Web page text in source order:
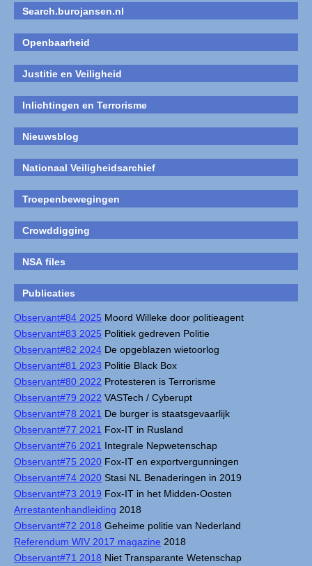
Search.burojansen.nl
Openbaarheid
Justitie en Veiligheid
Inlichtingen en Terrorisme
Nieuwsblog
Nationaal Veiligheidsarchief
Troepenbewegingen
Crowddigging
NSA files
Publicaties
Observant#84 2025 Moord Willeke door politieagent
Observant#83 2025 Politiek gedreven Politie
Observant#82 2024 De opgeblazen wietoorlog
Observant#81 2023 Politie Black Box
Observant#80 2022 Protesteren is Terrorisme
Observant#79 2022 VASTech / Cyberupt
Observant#78 2021 De burger is staatsgevaarlijk
Observant#77 2021 Fox-IT in Rusland
Observant#76 2021 Integrale Nepwetenschap
Observant#75 2020 Fox-IT en exportvergunningen
Observant#74 2020 Stasi NL Benaderingen in 2019
Observant#73 2019 Fox-IT in het Midden-Oosten
Arrestantenhandleiding 2018
Observant#72 2018 Geheime politie van Nederland
Referendum WIV 2017 magazine 2018
Observant#71 2018 Niet Transparante Wetenschap